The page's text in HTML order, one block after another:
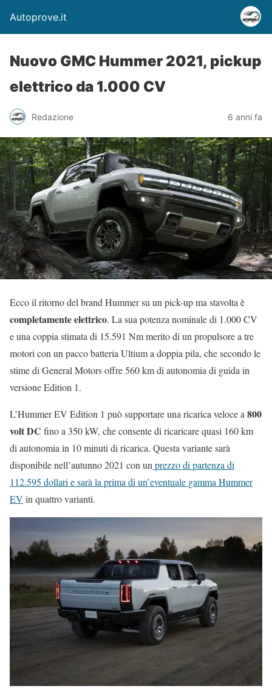
Autoprove.it
Nuovo GMC Hummer 2021, pickup
elettrico da 1.000 CV
Redazione 6 anni fa
Ecco il ritorno del brand Hummer su un pick-up ma stavolta è
completamente elettrico. La sua potenza nominale di 1.000 CV
e una coppia stimata di 15.591 Nm merito di un propulsore a tre
motori con un pacco batteria Ultium a doppia pila, che secondo le
stime di General Motors offre 560 km di autonomia di guida in
versione Edition 1.
L’Hummer EV Edition 1 può supportare una ricarica veloce a800
volt DC fino a 350 kW, che consente di ricaricare quasi 160 km
di autonomia in 10 minuti di ricarica. Questa variante sarà
disponibile nell’autunno 2021 con unprezzo di partenza di
112.595 dollari e sarà la prima di un’eventuale gamma Hummer
EV in quattro varianti.